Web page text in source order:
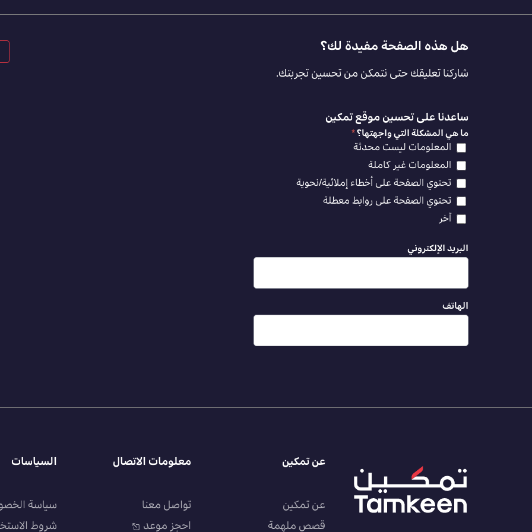
Footer
Feedback
[AR]
هل هذه الصفحة مفيدة لك؟
شاركنا تعليقك حتى نتمكن من تحسين تجربتك.
ساعدنا على تحسين موقع تمكين
ما هي المشكلة التي واجهتها؟*
المعلومات ليست محدثة
المعلومات غير كاملة
تحتوي الصفحة على أخطاء إملائية/نحوية
تحتوي الصفحة على روابط معطلة
آخر
البريد الإلكتروني
الهاتف
عن تمكين
عن تمكين
قصص ملهمة
معلومات الاتصال
تواصل معنا
احجز موعد
السياسات
سياسة
شروط